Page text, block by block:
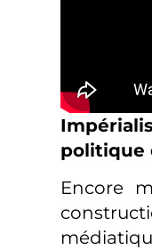
politique
Encore